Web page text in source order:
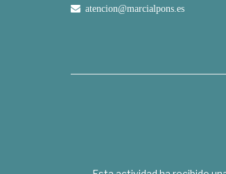
atencion@marcialpons.es